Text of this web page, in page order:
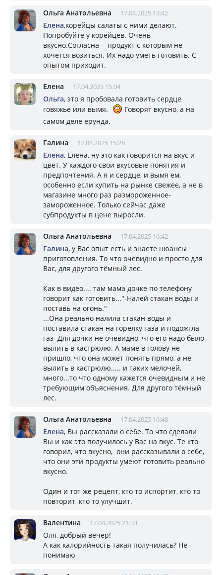
Ольга Анатольевна 17.04.2025 13:42
Елена,корейцы салаты с ними делают.
Попробуйте у корейцев. Очень
вкусно.Согласна - продукт с которым не
хочется возиться. Их надо уметь готовить. С
опытом приходит.
Елена 17.04.2025 15:04
Ольга, это я пробовала готовить сердце
говяжье или вымя.
Говорят вкусно, а на
самом деле ерунда.
Галина 17.04.2025 15:28
Елена, Елена, ну это как говорится на вкус и
цвет. У каждого свои вкусовые понятия и
предпочтения. А я и сердце, и вымя ем,
особенно если купить на рынке свежее, а не в
магазине много раз размороженное-
замороженное. Только сейчас даже
субпродукты в цене выросли.
Ольга Анатольевна 17.04.2025 16:42
Галина, у Вас опыт есть и знаете нюансы
приготовления. То что очевидно и просто для
Вас, для другого тёмный лес.
Как в видео.... там мама дочке по телефону
говорит как готовить..."-Налей стакан воды и
поставь на огонь."
...Она реально налила стакан воды и
поставила стакан на горелку газа и подожгла
газ Для дочки не очевидно, что его надо было
вылить в кастрюлю. А маме в голову не
пришло, что она может понять прямо, а не
вылить в кастрюлю..... и таких мелочей,
много...то что одному кажется очевидным и не
требующим объяснения. Для другого тёмный
лес.
Ольга Анатольевна 17.04.2025 16:48
Елена, Вы рассказали о себе. То что сделали
Вы и как это получилось у Вас на вкус. Те кто
говорил, что вкусно, они рассказывали о себе,
что они эти продукты умеют готовить реально
вкусно.
Один и тот же рецепт, кто то испортит, кто то
повторит, кто то улучшит.
Валентина 17.04.2025 21:33
Оля, добрый вечер!
А как калорийность такая получилась? Не
понимаю